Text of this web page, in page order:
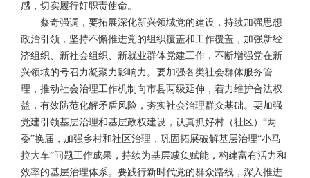
感，切实履行好职责使命。
蔡奇强调，要拓展深化新兴领域党的建设，持续加强思想
政治引领，坚持不懈推进党的组织覆盖和工作覆盖，加强新经
济组织、新社会组织、新就业群体党建工作，不断增强党在新
兴领域的号召力凝聚力影响力。要加强各类社会群体服务管
理，推动社会治理工作机制向市县两级延伸，着力维护合法权
益，有效防范化解矛盾风险，夯实社会治理群众基础。要加强
党建引领基层治理和基层政权建设，认真抓好村（社区）“两
委”换届，加强乡村和社区治理，巩固拓展破解基层治理“小马
拉大车”问题工作成果，持续为基层减负赋能，构建富有活力和
效率的基层治理体系。要践行新时代党的群众路线，深入推进